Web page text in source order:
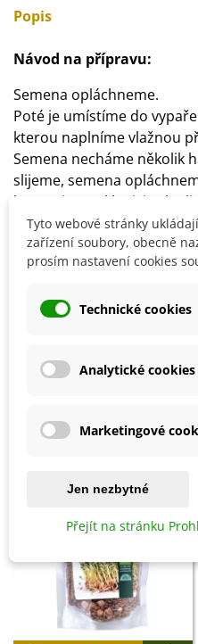
Popis
Návod na přípravu:
Semena opláchneme.
Poté je umístíme do
kterou naplníme vlažnou
Semena necháme několik
slijeme, semena
kterou jsme sklenici zakryli.
Sklenici se semeny poté
stinném místě.
Semena oplachujeme
Tyto webové stránky
zařízení soubory, obecně
prosím nastavení cookies
Technické cookies
Analytické cookies
Marketingové
Jen nezbytné
Přejít na stránku